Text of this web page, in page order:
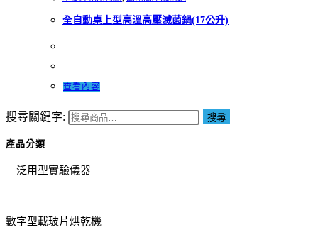
全自動桌上型高溫高壓滅菌鍋(17公升)
查看內容
搜尋關鍵字: 搜尋
產品分類
泛用型實驗儀器
數字型載玻片烘乾機